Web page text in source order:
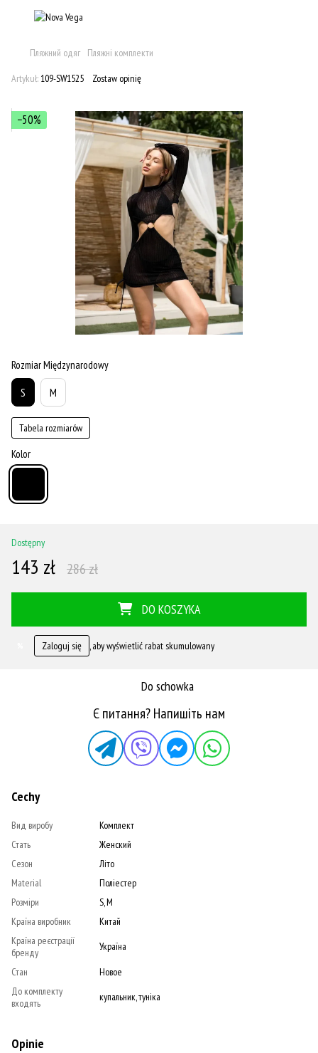
Пляжний одяг
Пляжні комплекти
Artykuł: 109-SW1525 Zostaw opinię
−50%
Rozmiar Międzynarodowy
S M
Tabela rozmiarów
Kolor
Dostępny
143 zł 286 zł
DO KOSZYKA
Zaloguj się , aby wyświetlić rabat skumulowany
Do schowka
Є питання? Напишіть нам
Cechy
Вид виробу
Комплект
Стать
Женский
Сезон
Літо
Material
Поліестер
Розміри
S, M
Країна виробник
Китай
Країна реєстрації
бренду
Україна
Стан
Новое
До комплекту
входять
купальник, туніка
Opinie